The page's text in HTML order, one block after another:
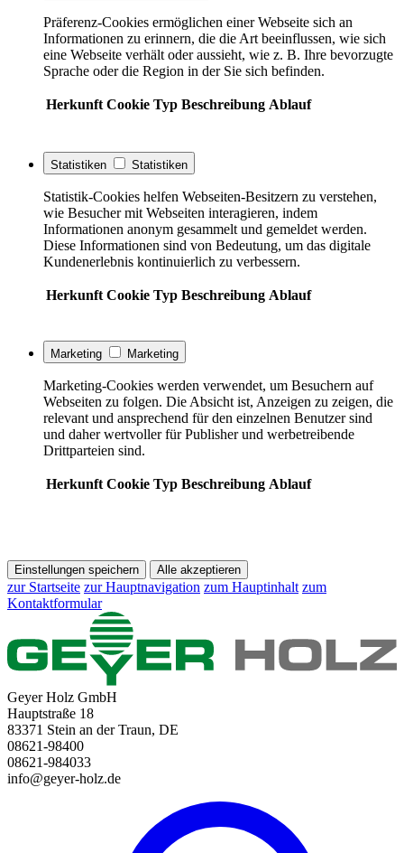
Präferenz-Cookies ermöglichen einer Webseite sich an
Informationen zu erinnern, die die Art beeinflussen, wie sich
eine Webseite verhält oder aussieht, wie z. B. Ihre bevorzugte
Sprache oder die Region in der Sie sich befinden.
Herkunft Cookie Typ Beschreibung Ablauf
Statistiken Statistiken
Statistik-Cookies helfen Webseiten-Besitzern zu verstehen,
wie Besucher mit Webseiten interagieren, indem
Informationen anonym gesammelt und gemeldet werden.
Diese Informationen sind von Bedeutung, um das digitale
Kundenerlebnis kontinuierlich zu verbessern.
Herkunft Cookie Typ Beschreibung Ablauf
Marketing Marketing
Marketing-Cookies werden verwendet, um Besuchern auf
Webseiten zu folgen. Die Absicht ist, Anzeigen zu zeigen, die
relevant und ansprechend für den einzelnen Benutzer sind
und daher wertvoller für Publisher und werbetreibende
Drittparteien sind.
Herkunft Cookie Typ Beschreibung Ablauf
Einstellungen speichern Alle akzeptieren
zur Startseite zur Hauptnavigation zum Hauptinhalt zum
Kontaktformular
Geyer Holz GmbH
Hauptstraße 18
83371 Stein an der Traun, DE
08621-98400
08621-984033
info@geyer-holz.de